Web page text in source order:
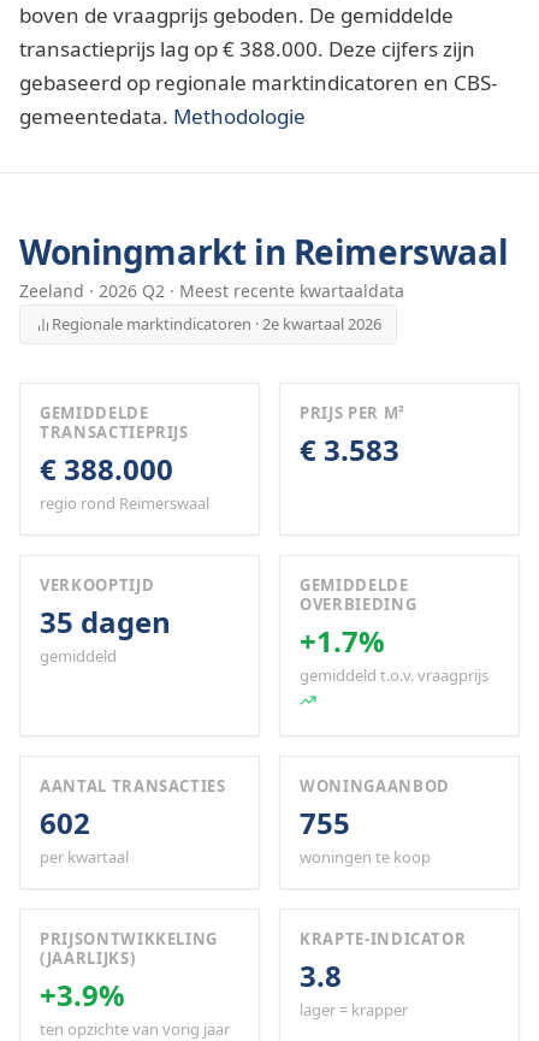
boven de vraagprijs geboden. De gemiddelde
transactieprijs lag op € 388.000. Deze cijfers zijn
gebaseerd op regionale marktindicatoren en CBS-
gemeentedata. Methodologie
Woningmarkt in Reimerswaal
Zeeland · 2026 Q2 · Meest recente kwartaaldata
Regionale marktindicatoren · 2e kwartaal 2026
GEMIDDELDE
TRANSACTIEPRIJS
€ 388.000
regio rond Reimerswaal
PRIJS PER M²
€ 3.583
VERKOOPTIJD
35 dagen
gemiddeld
GEMIDDELDE
OVERBIEDING
+1.7%
gemiddeld t.o.v. vraagprijs
AANTAL TRANSACTIES
602
per kwartaal
WONINGAANBOD
755
woningen te koop
PRIJSONTWIKKELING
(JAARLIJKS)
+3.9%
ten opzichte van vorig jaar
KRAPTE-INDICATOR
3.8
lager = krapper